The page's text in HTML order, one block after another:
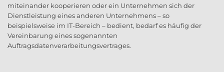
miteinander kooperieren oder ein Unternehmen sich der
Dienstleistung eines anderen Unternehmens – so
beispielsweise im IT-Bereich – bedient, bedarf es häufig der
Vereinbarung eines sogenannten
Auftragsdatenverarbeitungsvertrages.